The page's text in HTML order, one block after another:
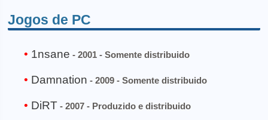
Jogos de PC
1nsane - 2001 - Somente distribuido
Damnation - 2009 - Somente distribuido
DiRT - 2007 - Produzido e distribuido